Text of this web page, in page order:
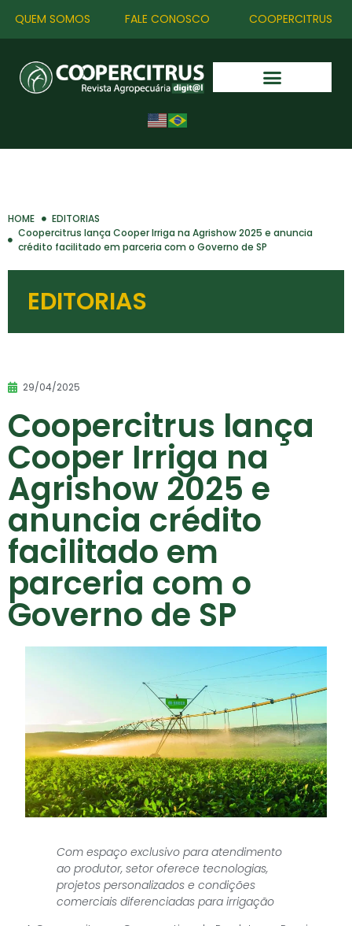
QUEM SOMOS FALE CONOSCO COOPERCITRUS
HOME
EDITORIAS
Coopercitrus lança Cooper Irriga na Agrishow 2025 e anuncia
crédito facilitado em parceria com o Governo de SP
EDITORIAS
29/04/2025
Coopercitrus lança
Cooper Irriga na
Agrishow 2025 e
anuncia crédito
facilitado em
parceria com o
Governo de SP
Com espaço exclusivo para atendimento
ao produtor, setor oferece tecnologias,
projetos personalizados e condições
comerciais diferenciadas para irrigação